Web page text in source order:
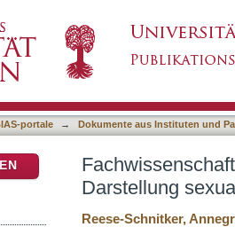
portale → Dokumente aus Instituten und
Darstellung
Reese-Schnitker,